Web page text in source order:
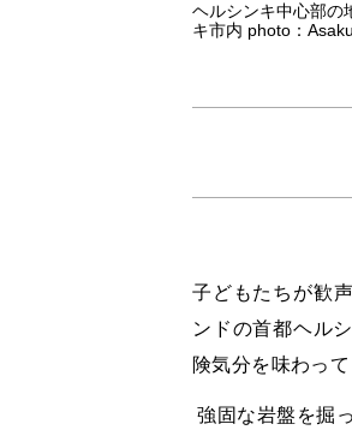
ヘルシンキ中心部の
キ市内 photo：
子どもたちが歓
ンドの首都ヘル
険気分を味わっ
強固な岩盤を掘